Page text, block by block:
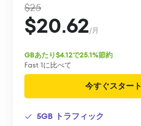
$25
$20.62/月
GBあたり$4.12で25.1%節約
Fast 1に比べて
今すぐスタート
5GB トラフィック